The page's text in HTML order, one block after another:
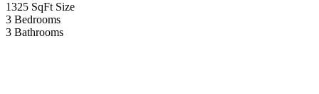
1325 SqFt Size
3 Bedrooms
3 Bathrooms